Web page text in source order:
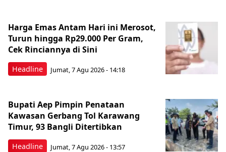
Headline
Harga Emas Antam Hari ini Merosot,
Turun hingga Rp29.000 Per Gram,
Cek Rinciannya di Sini
Jumat, 7 Agu 2026 - 14:18
Headline
Bupati Aep Pimpin Penataan
Kawasan Gerbang Tol Karawang
Timur, 93 Bangli Ditertibkan
Jumat, 7 Agu 2026 - 13:57